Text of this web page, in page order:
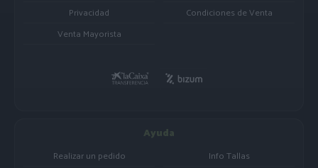
Privacidad
Condiciones de Venta
Venta Mayorista
Ayuda
Realizar un pedido
Info Tallas